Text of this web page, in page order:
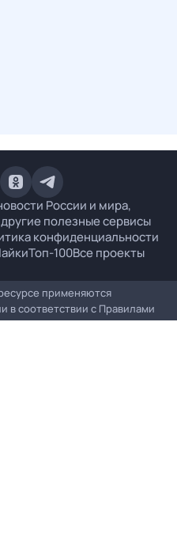
России и мира,
полезные сервисы
конфиденциальности
Топ-100Все проекты
применяются
в соответствии с Правилами